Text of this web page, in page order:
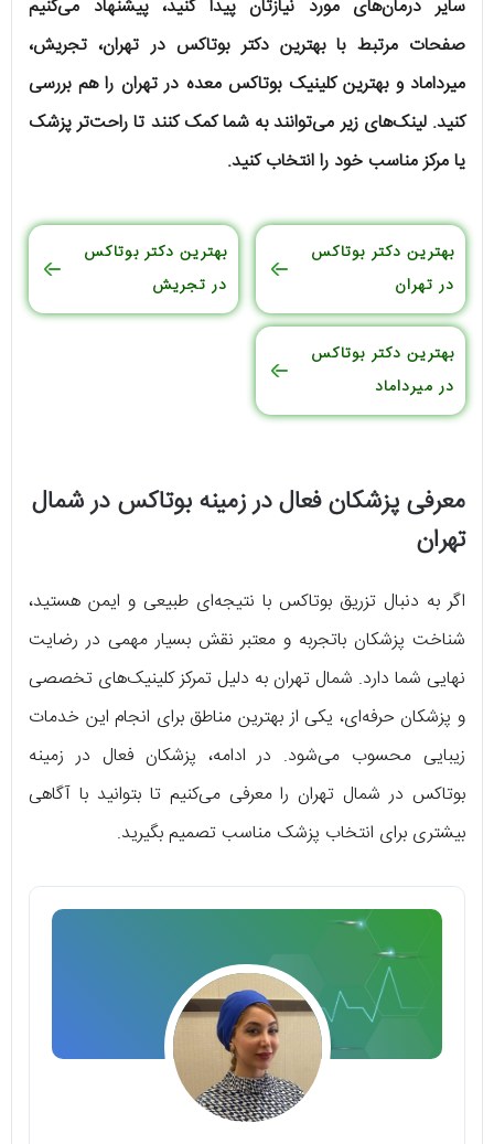
سایر درمان‌های مورد نیازتان پیدا کنید، پیشنهاد می‌کنیم
صفحات مرتبط با بهترین دکتر بوتاکس در تهران، تجریش،
میرداماد و بهترین کلینیک بوتاکس معده در تهران را هم بررسی
کنید. لینک‌های زیر می‌توانند به شما کمک کنند تا راحت‌تر پزشک
یا مرکز مناسب خود را انتخاب کنید.
بهترین دکتر بوتاکس
در تهران
بهترین دکتر بوتاکس
در تجریش
بهترین دکتر بوتاکس
در میرداماد
معرفی پزشکان فعال در زمینه بوتاکس در شمال
تهران
اگر به دنبال تزریق بوتاکس با نتیجه‌ای طبیعی و ایمن هستید،
شناخت پزشکان باتجربه و معتبر نقش بسیار مهمی در رضایت
نهایی شما دارد. شمال تهران به دلیل تمرکز کلینیک‌های تخصصی
و پزشکان حرفه‌ای، یکی از بهترین مناطق برای انجام این خدمات
زیبایی محسوب می‌شود. در ادامه، پزشکان فعال در زمینه
بوتاکس در شمال تهران را معرفی می‌کنیم تا بتوانید با آگاهی
بیشتری برای انتخاب پزشک مناسب تصمیم بگیرید.